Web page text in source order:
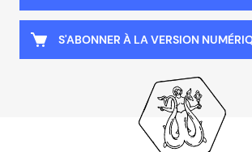
S'ABONNER À LA VERSION